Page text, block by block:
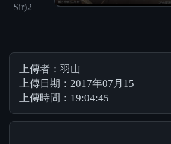
Sir)2
上傳者：羽山
上傳日期：2017年07月15
上傳時間：19:04:45